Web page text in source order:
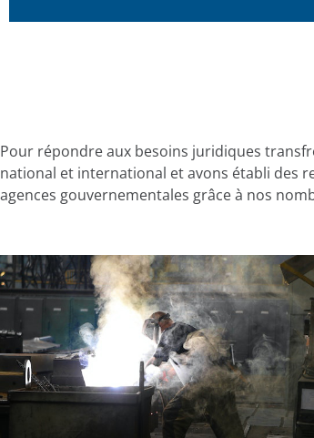
Pour répondre aux besoins juridiques
national et international et avons établi des
agences gouvernementales grâce à nos